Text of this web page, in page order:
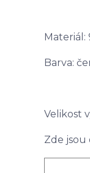
Materiál:
Barva:
Velikost
Zde